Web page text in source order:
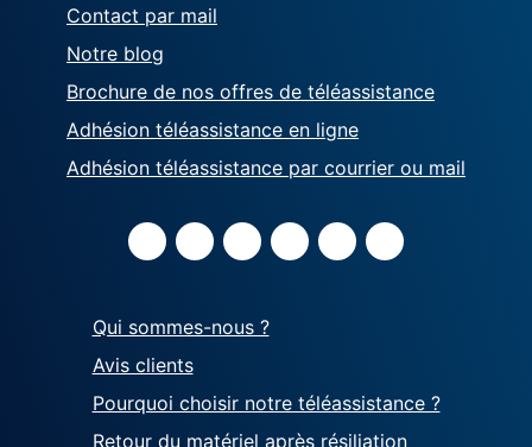
Contact par mail
Notre blog
Brochure de nos offres de téléassistance
Adhésion téléassistance en ligne
Adhésion téléassistance par courrier ou mail
Qui sommes-nous ?
Avis clients
Pourquoi choisir notre téléassistance ?
Retour du matériel après résiliation